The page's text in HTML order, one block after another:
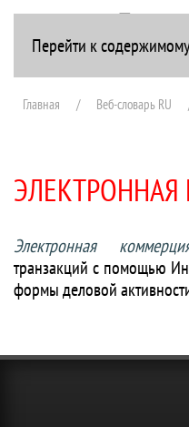
Перейти к
Главная Веб-словарь RU
Электронная
транзакций с помощью
формы деловой